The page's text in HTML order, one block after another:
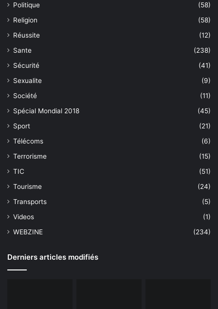
Politique
(58)
Religion
(58)
Réussite
(12)
Sante
(238)
Sécurité
(41)
Sexualite
(9)
Société
(11)
Spécial Mondial 2018
(45)
Sport
(21)
Télécoms
(6)
Terrorisme
(15)
TIC
(51)
Tourisme
(24)
Transports
(5)
Videos
(1)
WEBZINE
(234)
Derniers articles modifiés